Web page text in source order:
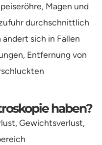
Magen und
durchschnittlich
sich in Fällen
Entfernung von
haben?
Gewichtsverlust,